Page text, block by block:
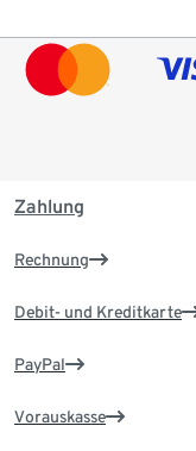
Zahlung
Rechnung
Debit- und Kreditkarte
PayPal
Vorauskasse